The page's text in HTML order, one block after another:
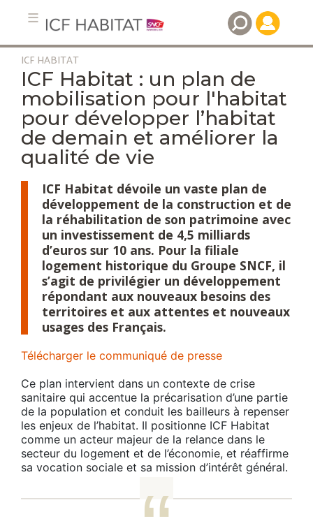
Aller
contenu
principal
ICF HABITAT
ICF Habitat : un plan de
mobilisation pour l'habitat
pour développer l’habitat
de demain et améliorer la
qualité de vie
ICF Habitat dévoile un vaste plan de
développement de la construction et de
la réhabilitation de son patrimoine avec
un investissement de 4,5 milliards
d’euros sur 10 ans. Pour la filiale
logement historique du Groupe SNCF, il
s’agit de privilégier un développement
répondant aux nouveaux besoins des
territoires et aux attentes et nouveaux
usages des Français.
Télécharger le communiqué de presse
Ce plan intervient dans un contexte de crise
sanitaire qui accentue la précarisation d’une partie
de la population et conduit les bailleurs à repenser
les enjeux de l’habitat. Il positionne ICF Habitat
comme un acteur majeur de la relance dans le
secteur du logement et de l’économie, et réaffirme
sa vocation sociale et sa mission d’intérêt général.